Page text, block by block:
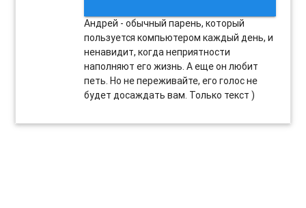
Андрей - обычный парень, который
пользуется компьютером каждый день, и
ненавидит, когда неприятности
наполняют его жизнь. А еще он любит
петь. Но не переживайте, его голос не
будет досаждать вам. Только текст )